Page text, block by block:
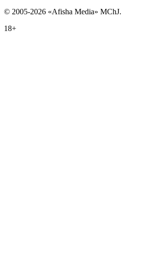
© 2005-2026 «Afisha Media» MChJ.
18+